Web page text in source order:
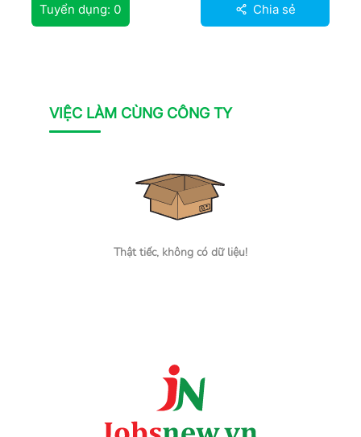
Tuyển dụng: 0 Chia sẻ
VIỆC LÀM CÙNG CÔNG TY
Thật tiếc, không có dữ liệu!